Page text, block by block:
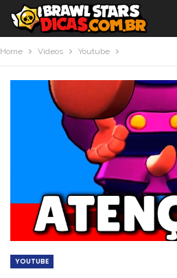
Home Videos Youtube
YOUTUBE